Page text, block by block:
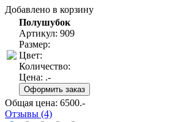
Добавлено в корзину
Полушубок
Артикул: 909
Размер:
Цвет:
Количество:
Цена: .-
Общая цена: 6500.-
Отзывы (4)